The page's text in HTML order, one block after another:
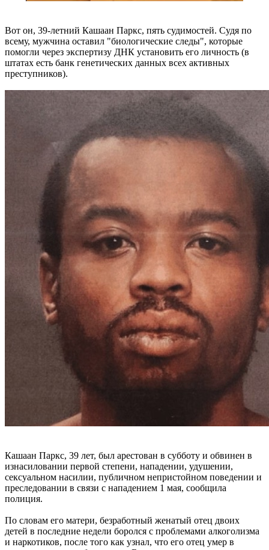
Вот он, 39-летний Кашаан Паркс, пять судимостей. Судя по
всему, мужчина оставил "биологические следы", которые
помогли через экспертизу ДНК установить его личность (в
штатах есть банк генетических данных всех активных
преступников).
Кашаан Паркс, 39 лет, был арестован в субботу и обвинен в
изнасиловании первой степени, нападении, удушении,
сексуальном насилии, публичном непристойном поведении и
преследовании в связи с нападением 1 мая, сообщила
полиция.
По словам его матери, безработный женатый отец двоих
детей в последние недели боролся с проблемами алкоголизма
и наркотиков, после того как узнал, что его отец умер в